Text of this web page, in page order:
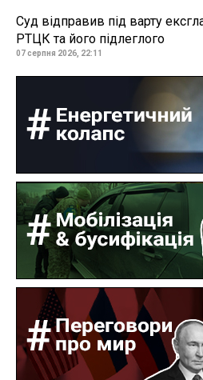
Суд відправив під варту
РТЦК та його підлеглого
07 серпня 2026, 22:11